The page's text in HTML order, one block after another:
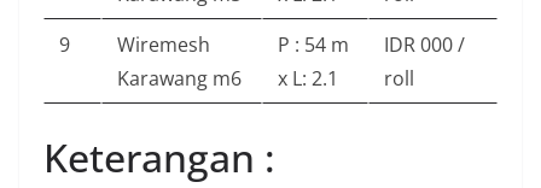
9
Wiremesh
Karawang m6
P : 54 m
x L: 2.1
IDR 000 /
roll
Keterangan :